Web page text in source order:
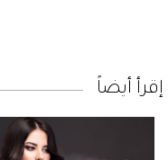
إقرأ أيضاً